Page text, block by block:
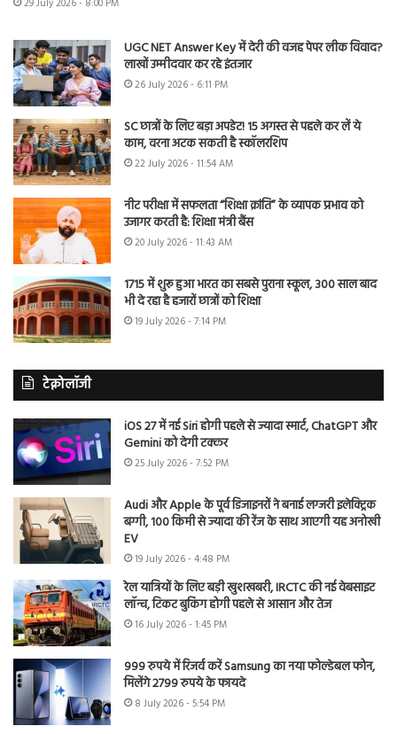
29 July 2026 - 8:00 PM
UGC NET Answer Key में देरी की वजह पेपर लीक विवाद?
लाखों उम्मीदवार कर रहे इंतजार
26 July 2026 - 6:11 PM
SC छात्रों के लिए बड़ा अपडेट! 15 अगस्त से पहले कर लें ये
काम, वरना अटक सकती है स्कॉलरशिप
22 July 2026 - 11:54 AM
नीट परीक्षा में सफलता “शिक्षा क्रांति” के व्यापक प्रभाव को
उजागर करती है: शिक्षा मंत्री बैंस
20 July 2026 - 11:43 AM
1715 में शुरू हुआ भारत का सबसे पुराना स्कूल, 300 साल बाद
भी दे रहा है हजारों छात्रों को शिक्षा
19 July 2026 - 7:14 PM
टेक्नोलॉजी
iOS 27 में नई Siri होगी पहले से ज्यादा स्मार्ट, ChatGPT और
Gemini को देगी टक्कर
25 July 2026 - 7:52 PM
Audi और Apple के पूर्व डिजाइनरों ने बनाई लग्जरी इलेक्ट्रिक
बग्गी, 100 किमी से ज्यादा की रेंज के साथ आएगी यह अनोखी
EV
19 July 2026 - 4:48 PM
रेल यात्रियों के लिए बड़ी खुशखबरी, IRCTC की नई वेबसाइट
लॉन्च, टिकट बुकिंग होगी पहले से आसान और तेज
16 July 2026 - 1:45 PM
999 रुपये में रिजर्व करें Samsung का नया फोल्डेबल फोन,
मिलेंगे 2799 रुपये के फायदे
8 July 2026 - 5:54 PM